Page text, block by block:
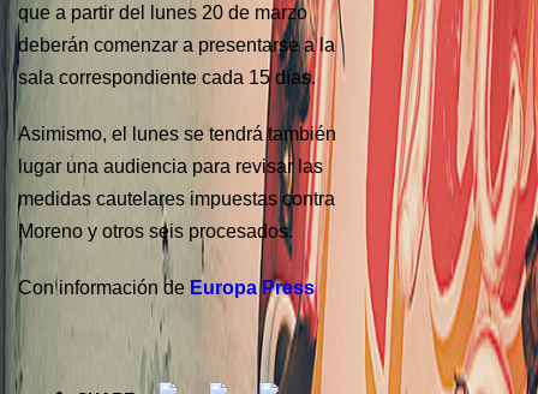
que a partir del lunes 20 de marzo
deberán comenzar a presentarse a la
sala correspondiente cada 15 días.
Asimismo, el lunes se tendrá también
lugar una audiencia para revisar las
medidas cautelares impuestas contra
Moreno y otros seis procesados.
Con información de Europa Press